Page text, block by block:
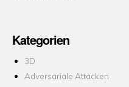
Kategorien
3D
Adversariale Attacken